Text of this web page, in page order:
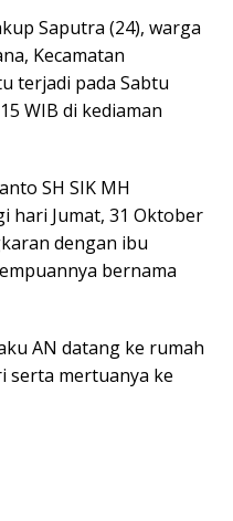
Saputra (24), warga
Kecamatan
terjadi pada Sabtu
WIB di kediaman
SH SIK MH
hari Jumat, 31 Oktober
dengan ibu
bernama
AN datang ke rumah
serta mertuanya ke